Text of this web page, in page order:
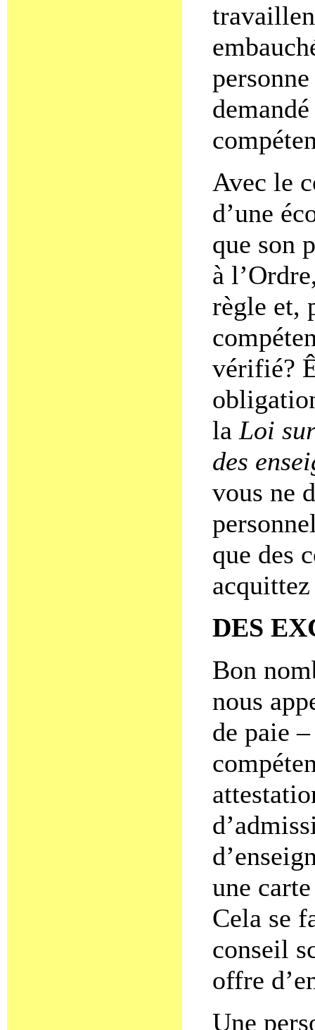
Avec le
d’une
que son
à
règle et,
vérifié?
la Loi
des
vous ne
que des
DES
Bon
nous
de paie
une
Cela se
conseil
offre
Une